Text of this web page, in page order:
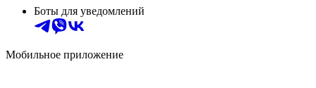
Боты для уведомлений
Мобильное приложение